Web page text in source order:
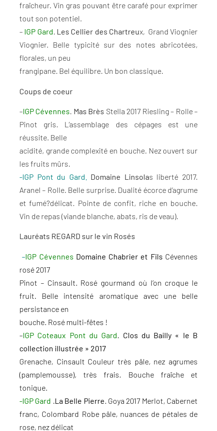
fraîcheur. Vin gras pouvant être carafé pour exprimer
tout son potentiel.
– IGP Gard. Les Cellier des Chartreux, Grand Viognier
Viognier. Belle typicité sur des notes abricotées,
florales, un peu
frangipane. Bel équilibre. Un bon classique.
Coups de coeur
–IGP Cévennes. Mas Brès Stella 2017 Riesling – Rolle –
Pinot gris. L’assemblage des cépages est une
réussite. Belle
acidité, grande complexité en bouche. Nez ouvert sur
les fruits mûrs.
-IGP Pont du Gard.
Domaine Linsolas liberté 2017.
Aranel – Rolle. Belle surprise. Dualité écorce d’agrume
et fumé?délicat. Pointe de confit, riche en bouche.
Vin de repas (viande blanche, abats, ris de veau).
Lauréats REGARD sur le vin Rosés
–IGP Cévennes Domaine Chabrier et Fils Cévennes
rosé 2017
Pinot – Cinsault. Rosé gourmand où l’on croque le
fruit. Belle intensité aromatique avec une belle
persistance en
bouche. Rosé multi-fêtes !
–IGP Coteaux Pont du Gard
Clos du Bailly « le B
collection illustrée » 2017
Grenache, Cinsault Couleur très pâle, nez agrumes
(pamplemousse), très frais. Bouche fraîche et
tonique.
-IGP Gard La Belle Pierre Goya 2017 Merlot, Cabernet
franc, Colombard Robe pâle, nuances de pétales de
rose, nez délicat